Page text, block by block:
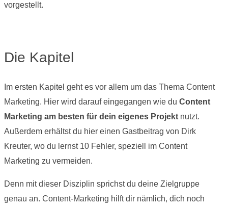
vorgestellt.
Die Kapitel
Im ersten Kapitel geht es vor allem um das Thema Content
Marketing. Hier wird darauf eingegangen wie du Content
Marketing am besten für dein eigenes Projekt nutzt.
Außerdem erhältst du hier einen Gastbeitrag von Dirk
Kreuter, wo du lernst 10 Fehler, speziell im Content
Marketing zu vermeiden.
Denn mit dieser Disziplin sprichst du deine Zielgruppe
genau an. Content-Marketing hilft dir nämlich, dich noch